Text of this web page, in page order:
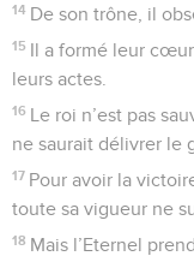
14 De son trône, il
15 Il a formé leur
leurs actes.
16 Le roi n’est pas
ne saurait délivrer le
17 Pour avoir la
toute sa vigueur ne
18 Mais l’Eternel